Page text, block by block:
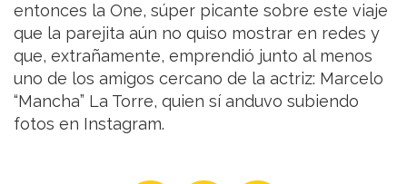
entonces la One, súper picante sobre este viaje
que la parejita aún no quiso mostrar en redes y
que, extrañamente, emprendió junto al menos
uno de los amigos cercano de la actriz: Marcelo
“Mancha” La Torre, quien sí anduvo subiendo
fotos en Instagram.